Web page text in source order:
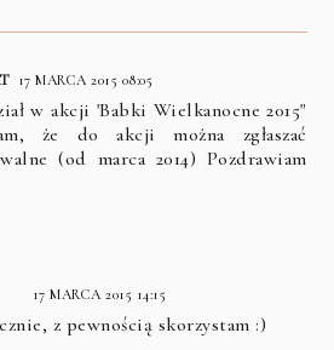
17 MARCA 2015 08:05
w akcji 'Babki Wielkanocne 2015"
że do akcji można zgłaszać
(od marca 2014) Pozdrawiam
17 MARCA 2015 14:15
z pewnością skorzystam :)